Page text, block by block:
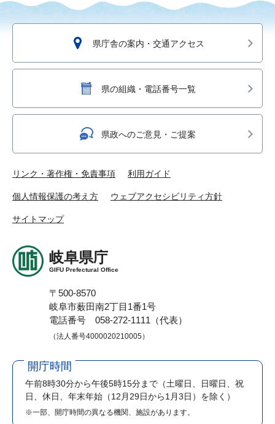
県庁舎の案内・交通アクセス
県の組織・電話番号一覧
県政へのご意見・ご提案
リンク・著作権・免責事項 利用ガイド
個人情報保護の考え方 ウェブアクセシビリティ方針
サイトマップ
岐阜県庁
GIFU Prefectural Office
〒500-8570
岐阜市薮田南2丁目1番1号
電話番号 058-272-1111（代表）
（法人番号4000020210005）
開庁時間
午前8時30分から午後5時15分まで （土曜日、日曜日、祝
日、休日、年末年始（12月29日から1月3日）を除く）
※一部、開庁時間の異なる機関、施設があります。